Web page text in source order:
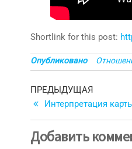
Shortlink for this post:
Опубликовано
Навигация
по
записям
Предыдущая
запись
ПРЕДЫДУЩАЯ
Интерпретация
Добавить